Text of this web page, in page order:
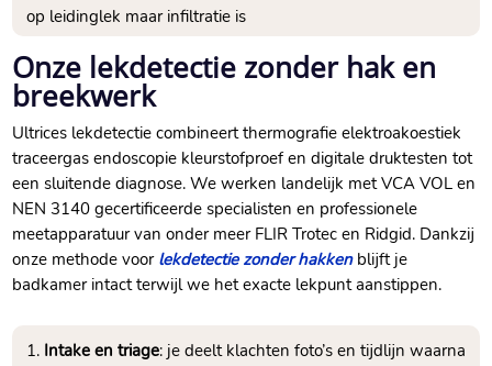
op leidinglek maar infiltratie is
Onze lekdetectie zonder hak en
breekwerk
Ultrices lekdetectie combineert thermografie elektroakoestiek
traceergas endoscopie kleurstofproef en digitale druktesten tot
een sluitende diagnose.​ We werken landelijk met VCA VOL en
NEN 3140 gecertificeerde specialisten en professionele
meetapparatuur van onder meer FLIR Trotec en Ridgid.​ Dankzij
onze methode voor lekdetectie zonder hakkenblijft je
badkamer intact terwijl we het exacte lekpunt aanstippen.​
Intake en triage: je deelt klachten foto’s en tijdlijn waarna